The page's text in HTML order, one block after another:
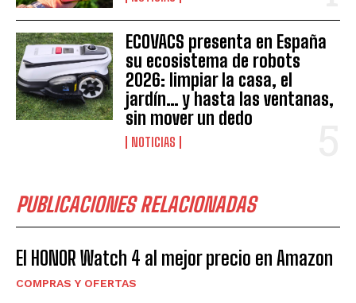
ECOVACS presenta en España
su ecosistema de robots
2026: limpiar la casa, el
jardín… y hasta las ventanas,
sin mover un dedo
NOTICIAS
PUBLICACIONES RELACIONADAS
El HONOR Watch 4 al mejor precio en Amazon
COMPRAS Y OFERTAS